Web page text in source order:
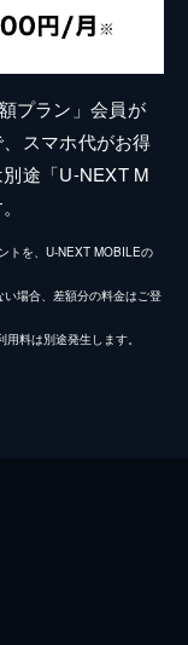
プラン」会員が
スマホ代がお得
途「U-NEXT M
トを、U-NEXT MOBILEの
場合、差額分の料金はご登
料は別途発生します。